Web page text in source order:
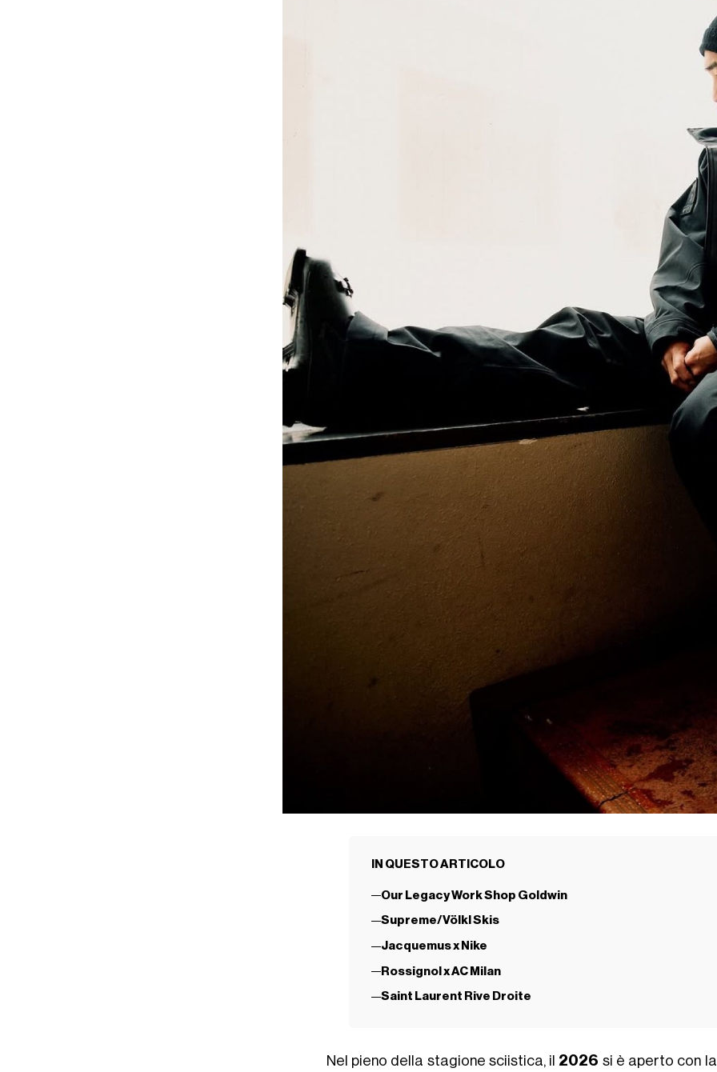
IN QUESTO ARTICOLO
Our Legacy Work Shop Goldwin
Supreme/Völkl Skis
Jacquemus x Nike
Rossignol x AC Milan
Saint Laurent Rive Droite
Nel pieno della stagione sciistica, il 2026 si è aperto con